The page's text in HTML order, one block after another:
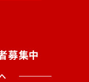
募集中